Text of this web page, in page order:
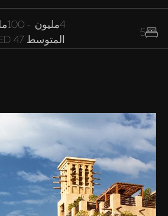
5
4مليون -
المتوسط